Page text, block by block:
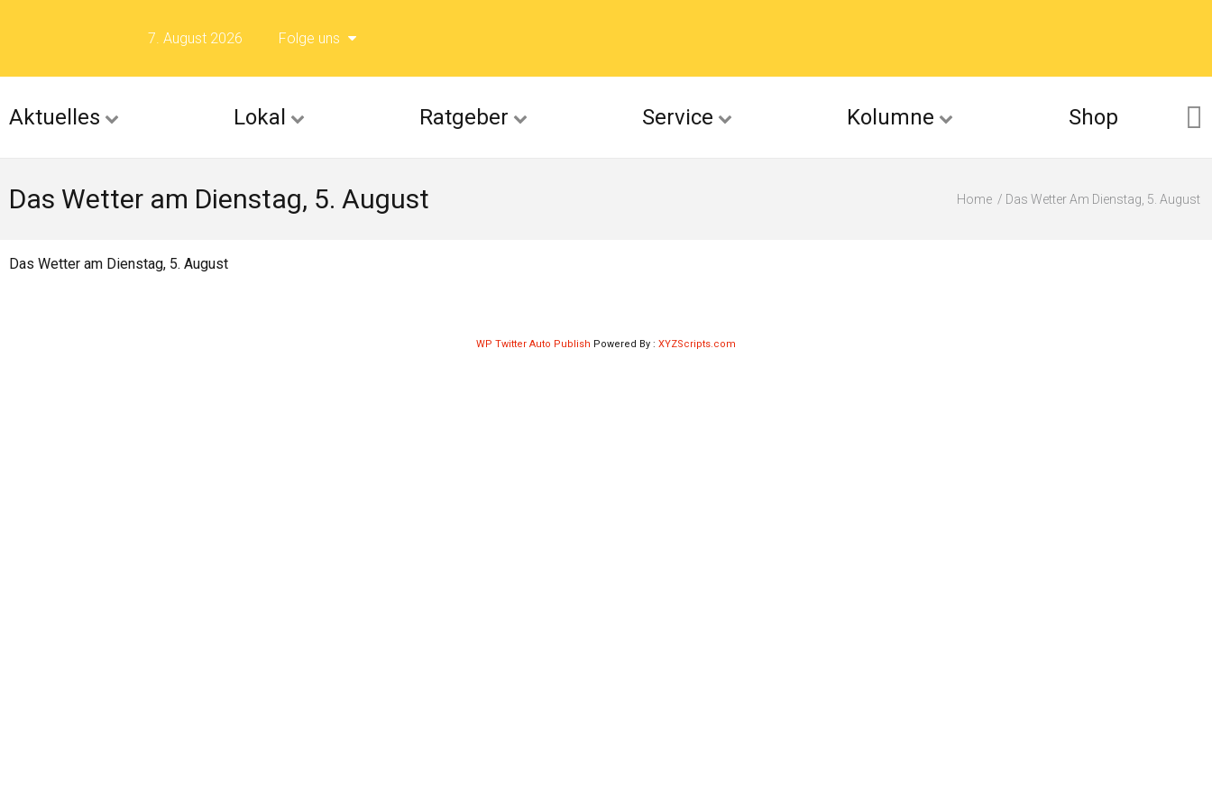
7. August 2026 Folge uns
Folge uns auf Flickr
Aktuelles Lokal Ratgeber Service Kolumne Shop
Das Wetter am Dienstag, 5. August Home Das Wetter Am Dienstag, 5. August
Das Wetter am Dienstag, 5. August
WP Twitter Auto Publish Powered By : XYZScripts.com